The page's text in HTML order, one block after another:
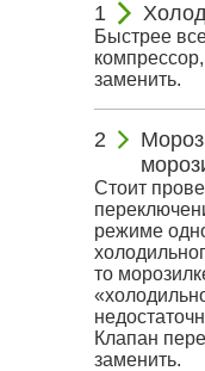
Быстрее
заменить.
Стоит
режиме
то
Клапан
заменить.